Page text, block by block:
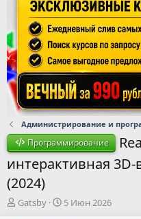
Администрирование и
Программирование
интерактивная
(2024)
А
Gatsby
Д
5 Июн 2026